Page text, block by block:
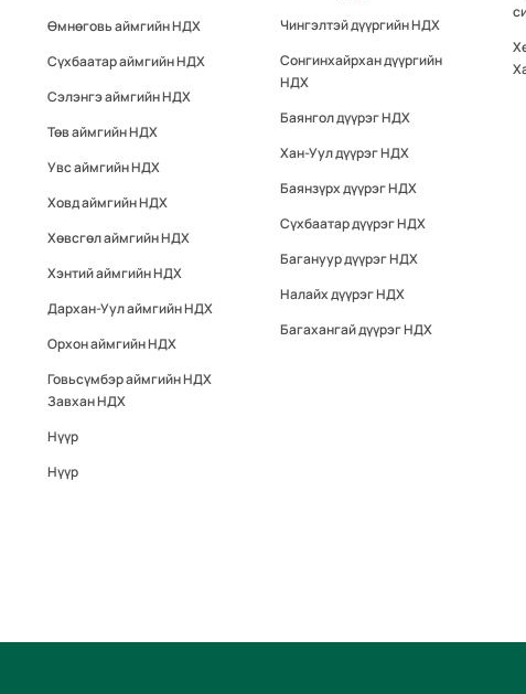
Өмнөговь аймгийн НДХ
Сүхбаатар аймгийн НДХ
Сэлэнгэ аймгийн НДХ
Төв аймгийн НДХ
Увс аймгийн НДХ
Ховд аймгийн НДХ
Хөвсгөл аймгийн НДХ
Хэнтий аймгийн НДХ
Дархан-Уул аймгийн НДХ
Орхон аймгийн НДХ
Говьсүмбэр аймгийн НДХ
Завхан НДХ
Нүүр
Нүүр
Чингэлтэй дүүргийн НДХ
Сонгинхайрхан дүүргийн
НДХ
Баянгол дүүрэг НДХ
Хан-Уул дүүрэг НДХ
Баянзүрх дүүрэг НДХ
Сүхбаатар дүүрэг НДХ
Багануур дүүрэг НДХ
Налайх дүүрэг НДХ
Багахангай дүүрэг НДХ